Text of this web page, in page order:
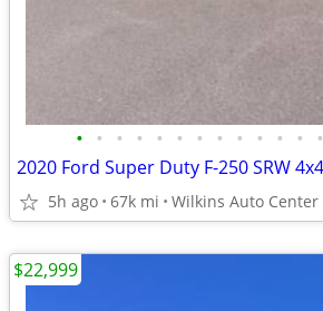
• • • • • • • • • • • • •
5h ago 67k mi Wilkins Auto Center
$22,999